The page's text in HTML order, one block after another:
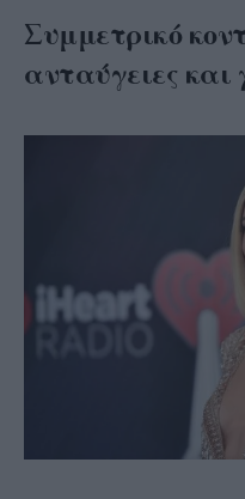
Συμμετρικό
ανταύγειες